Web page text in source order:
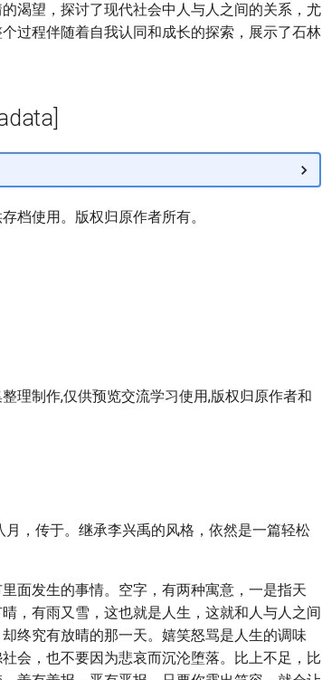
渴望，探讨了现代社会中人与人之间的关系，尤
过程伴随着自我认同和成长的探索，展示了石林
档使用。版权归原作者所有。
理制作,仅供预览交流学习使用,版权归原作者和
月，传于。继承李兴禹的风格，依然是一篇轻松
面发生的事情。空字，有两种寓意，一是指天
，有雨又雪，这也就是人生，这就和人与人之间
终究有放晴的那一天。嬉笑怒骂是人生的调味
会，也不要因为悲哀而沉沦堕落。比上不足，比